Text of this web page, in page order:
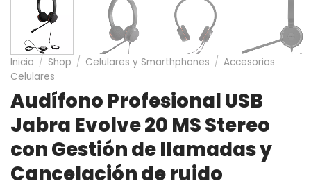
Inicio / Shop / Celulares y Smarthphones / Accesorios
Celulares
Audífono Profesional USB
Jabra Evolve 20 MS Stereo
con Gestión de llamadas y
Cancelación de ruido